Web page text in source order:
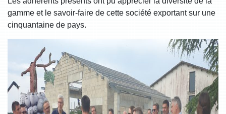
gamme et le savoir-faire de cette société exportant sur une
cinquantaine de pays.